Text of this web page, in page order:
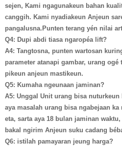
sejen, Kami ngagunakeun bahan
canggih. Kami nyadiakeun Anjeun
pangalusna.Punten terang yén nilai
Q4: Dupi abdi tiasa ngaropéa lift?
A4: Tangtosna, punten wartosan
parameter atanapi gambar, urang ogé
pikeun anjeun mastikeun.
Q5: Kumaha ngeunaan jaminan?
A5: Unggal Unit urang bisa
aya masalah urang bisa ngabejaan
eta, sarta aya 18 bulan jaminan
bakal ngirim Anjeun suku cadang
Q6: istilah pamayaran jeung harga?